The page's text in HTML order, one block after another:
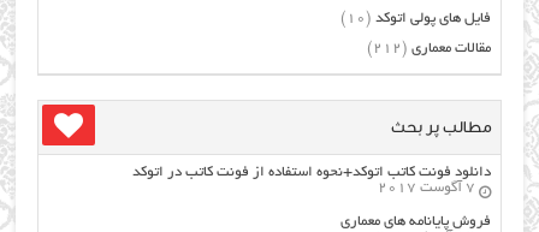
فایل های پولی اتوکد (10)
مقالات معماری (212)
مطالب پر بحث
دانلود فونت کاتب اتوکد+نحوه استفاده از فونت کاتب در اتوکد
7 آگوست 2017
فروش پایانامه های معماری